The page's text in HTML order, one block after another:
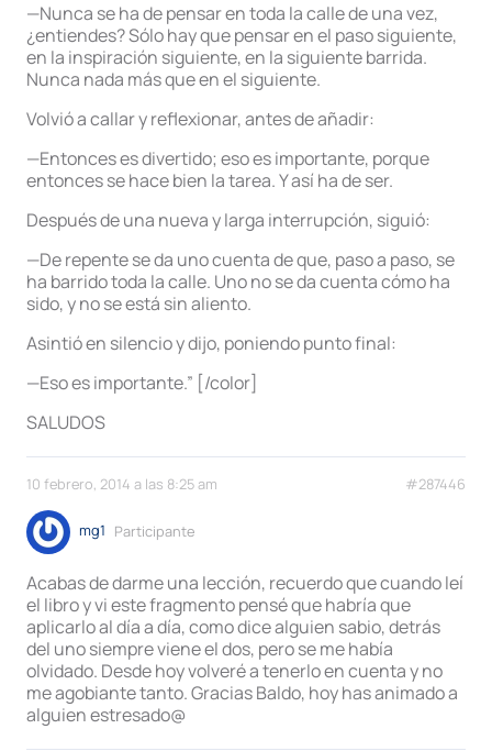
—Nunca se ha de pensar en toda la calle de una vez,
¿entiendes? Sólo hay que pensar en el paso siguiente,
en la inspiración siguiente, en la siguiente barrida.
Nunca nada más que en el siguiente.
Volvió a callar y reflexionar, antes de añadir:
—Entonces es divertido; eso es importante, porque
entonces se hace bien la tarea. Y así ha de ser.
Después de una nueva y larga interrupción, siguió:
—De repente se da uno cuenta de que, paso a paso, se
ha barrido toda la calle. Uno no se da cuenta cómo ha
sido, y no se está sin aliento.
Asintió en silencio y dijo, poniendo punto final:
—Eso es importante.” [/color]
SALUDOS
10 febrero, 2014 a las 8:25 am #287446
mg1 Participante
Acabas de darme una lección, recuerdo que cuando leí
el libro y vi este fragmento pensé que habría que
aplicarlo al día a día, como dice alguien sabio, detrás
del uno siempre viene el dos, pero se me había
olvidado. Desde hoy volveré a tenerlo en cuenta y no
me agobiante tanto. Gracias Baldo, hoy has animado a
alguien estresado@